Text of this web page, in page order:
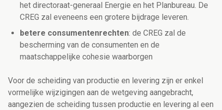
het directoraat-generaal Energie en het Planbureau. De
CREG zal eveneens een grotere bijdrage leveren.
betere consumentenrechten: de CREG zal de
bescherming van de consumenten en de
maatschappelijke cohesie waarborgen
Voor de scheiding van productie en levering zijn er enkel
vormelijke wijzigingen aan de wetgeving aangebracht,
aangezien de scheiding tussen productie en levering al een